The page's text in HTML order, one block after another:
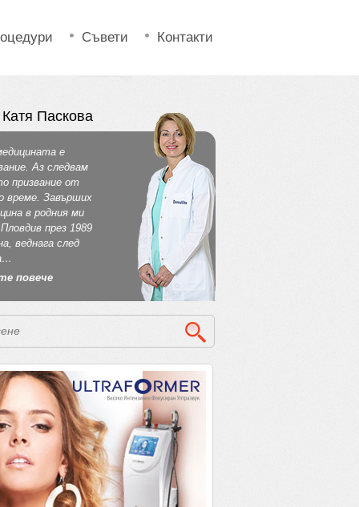
Съвети Контакти
Паскова
е
Аз следвам
призвание от
време. Завърших
в родния ми
през 1989
веднага след
повече